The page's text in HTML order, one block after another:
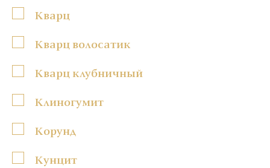
Кварц
Кварц волосатик
Кварц клубничный
Клиногумит
Корунд
Кунцит